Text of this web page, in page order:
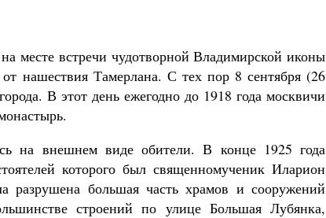
месте встречи чудотворной Владимирской иконы
нашествия Тамерлана. С тех пор 8 сентября (26
В этот день ежегодно до 1918 года москвичи
на внешнем виде обители. В конце 1925 года
которого был священномученик Иларион
большая часть храмов и сооружений
строений по улице Большая Лубянка,